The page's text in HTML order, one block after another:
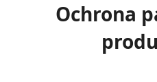
Ochrona